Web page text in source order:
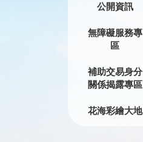
公開資訊
無障礙服務專
區
補助交易身分
關係揭露專區
花海彩繪大地